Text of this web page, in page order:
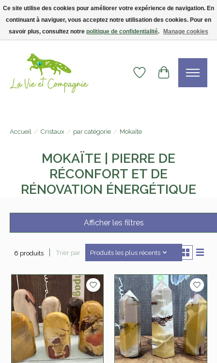
Livraison gratuite dès 75$ — code LVCFREE• Clients USA : visitez la boutique
Liste de souhaits
Panier
Accueil / Cristaux / par catégorie / Mokaïte
MOKAÏTE | PIERRE DE
RÉCONFORT ET DE
RÉNOVATION ÉNERGÉTIQUE
Afficher les filtres
6 produits Trier par Produits les plus récents
Ce site utilise des cookies pour améliorer votre expérience de navigation. En
continuant à naviguer, vous acceptez notre utilisation des cookies. Pour en
savoir plus, consultez notre politique de confidentialité. Manage cookies